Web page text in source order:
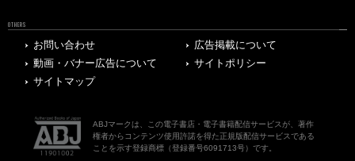
OTHERS
お問い合わせ
広告掲載について
動画・バナー広告について
サイトポリシー
サイトマップ
ABJマークは、この電子書店・電子書籍配信サービスが、著作
権者からコンテンツ使用許諾を得た正規版配信サービスである
ことを示す登録商標（登録番号6091713号）です。